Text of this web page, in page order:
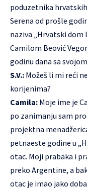
poduzetnika
Serena od prošle
naziva „Hrvatski dom
Camilom Beović
godinu dana sa
S.V.: Možeš li mi reći
korijenima?
Camila: Moje ime je
po zanimanju sam
projektna
petnaeste godine u
otac. Moji prabaka i
preko Argentine, a
otac je imao jako